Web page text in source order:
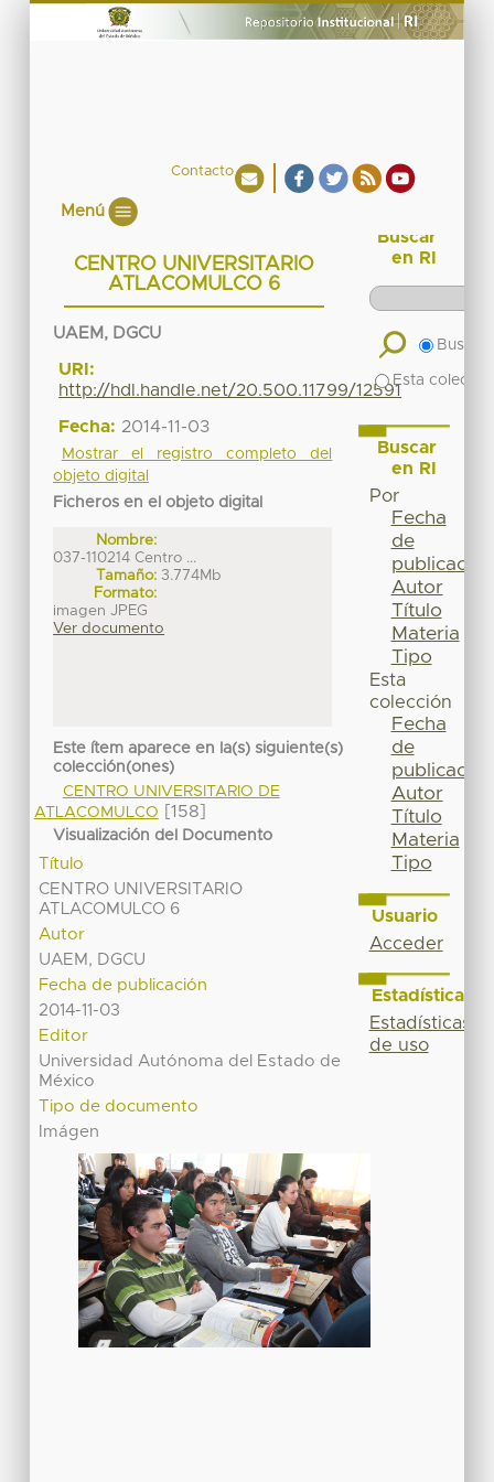
Contacto
Menú
CENTRO UNIVERSITARIO
ATLACOMULCO 6
UAEM, DGCU
URI:
http://hdl.handle.net/20.500.11799/12591
Fecha: 2014-11-03
Mostrar el registro completo del
objeto digital
Ficheros en el objeto digital
Nombre:
037-110214 Centro ...
Tamaño: 3.774Mb
Formato:
imagen JPEG
Ver documento
Este ítem aparece en la(s) siguiente(s)
colección(ones)
CENTRO UNIVERSITARIO DE
ATLACOMULCO
[158]
Visualización del Documento
Título
CENTRO UNIVERSITARIO
ATLACOMULCO 6
Autor
UAEM, DGCU
Fecha de publicación
2014-11-03
Editor
Universidad Autónoma del Estado de
México
Tipo de documento
Imágen
Buscar
en RI
Buscar
Esta
Buscar
en RI
Por
Fecha
de
publicación
Autor
Título
Materia
Tipo
Esta
colección
Fecha
de
publicación
Autor
Título
Materia
Tipo
Usuario
Acceder
Estadísticas
Estadísticas
de uso